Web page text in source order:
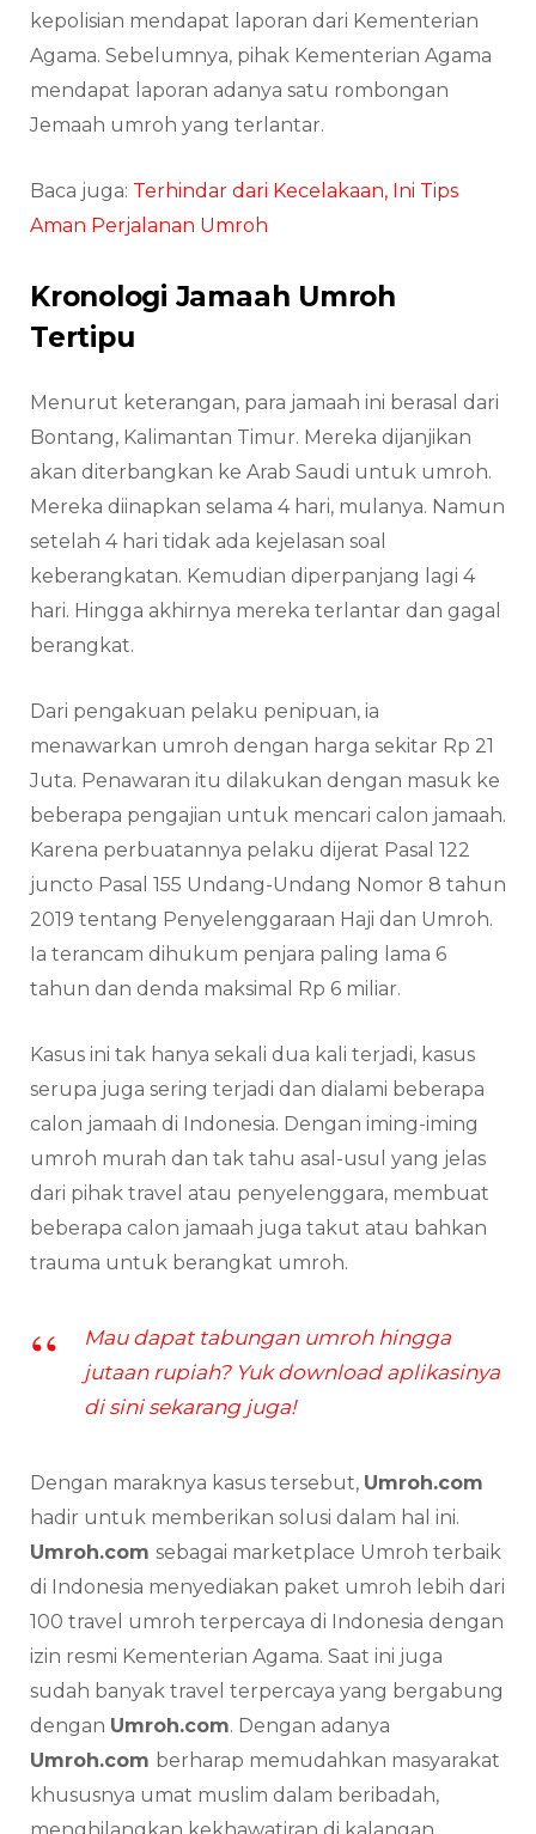
kepolisian mendapat laporan dari Kementerian
Agama. Sebelumnya, pihak Kementerian Agama
mendapat laporan adanya satu rombongan
Jemaah umroh yang terlantar.
Baca juga: Terhindar dari Kecelakaan, Ini Tips
Aman Perjalanan Umroh
Kronologi Jamaah Umroh
Tertipu
Menurut keterangan, para jamaah ini berasal dari
Bontang, Kalimantan Timur. Mereka dijanjikan
akan diterbangkan ke Arab Saudi untuk umroh.
Mereka diinapkan selama 4 hari, mulanya. Namun
setelah 4 hari tidak ada kejelasan soal
keberangkatan. Kemudian diperpanjang lagi 4
hari. Hingga akhirnya mereka terlantar dan gagal
berangkat.
Dari pengakuan pelaku penipuan, ia
menawarkan umroh dengan harga sekitar Rp 21
Juta. Penawaran itu dilakukan dengan masuk ke
beberapa pengajian untuk mencari calon jamaah.
Karena perbuatannya pelaku dijerat Pasal 122
juncto Pasal 155 Undang-Undang Nomor 8 tahun
2019 tentang Penyelenggaraan Haji dan Umroh.
Ia terancam dihukum penjara paling lama 6
tahun dan denda maksimal Rp 6 miliar.
Kasus ini tak hanya sekali dua kali terjadi, kasus
serupa juga sering terjadi dan dialami beberapa
calon jamaah di Indonesia. Dengan iming-iming
umroh murah dan tak tahu asal-usul yang jelas
dari pihak travel atau penyelenggara, membuat
beberapa calon jamaah juga takut atau bahkan
trauma untuk berangkat umroh.
Mau dapat tabungan umroh hingga
jutaan rupiah? Yuk download aplikasinya
di sini sekarang juga!
Dengan maraknya kasus tersebut, Umroh.com
hadir untuk memberikan solusi dalam hal ini.
Umroh.com sebagai marketplace Umroh terbaik
di Indonesia menyediakan paket umroh lebih dari
100 travel umroh terpercaya di Indonesia dengan
izin resmi Kementerian Agama. Saat ini juga
sudah banyak travel terpercaya yang bergabung
dengan Umroh.com. Dengan adanya
Umroh.com berharap memudahkan masyarakat
khususnya umat muslim dalam beribadah,